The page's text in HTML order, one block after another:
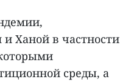
и Ханой в частности
среды, а